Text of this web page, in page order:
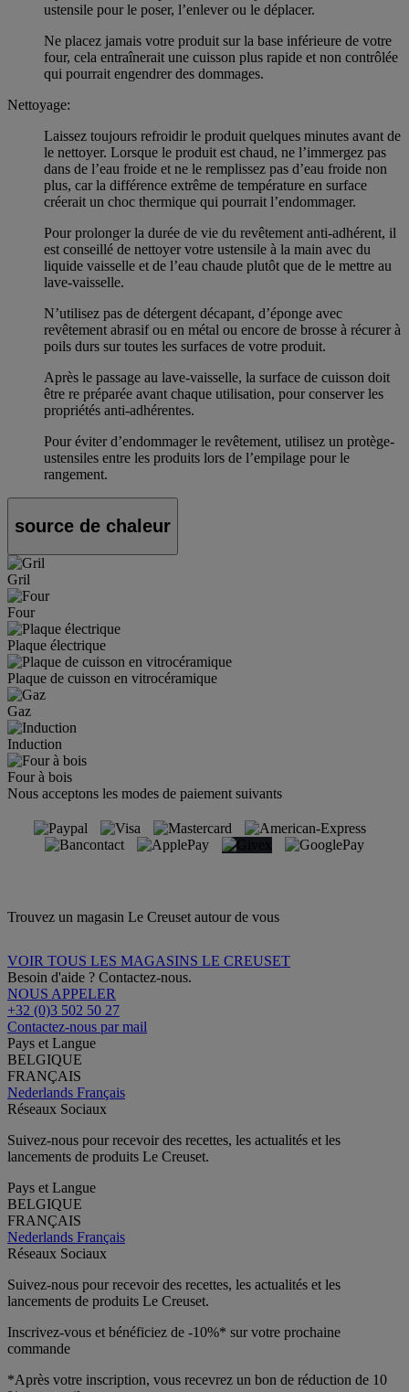
ustensile pour le poser, l’enlever ou le déplacer.
Ne placez jamais votre produit sur la base inférieure de votre
four, cela entraînerait une cuisson plus rapide et non contrôlée
qui pourrait engendrer des dommages.
Nettoyage:
Laissez toujours refroidir le produit quelques minutes avant de
le nettoyer. Lorsque le produit est chaud, ne l’immergez pas
dans de l’eau froide et ne le remplissez pas d’eau froide non
plus, car la différence extrême de température en surface
créerait un choc thermique qui pourrait l’endommager.
Pour prolonger la durée de vie du revêtement anti-adhérent, il
est conseillé de nettoyer votre ustensile à la main avec du
liquide vaisselle et de l’eau chaude plutôt que de le mettre au
lave-vaisselle.
N’utilisez pas de détergent décapant, d’éponge avec
revêtement abrasif ou en métal ou encore de brosse à récurer à
poils durs sur toutes les surfaces de votre produit.
Après le passage au lave-vaisselle, la surface de cuisson doit
être re préparée avant chaque utilisation, pour conserver les
propriétés anti-adhérentes.
Pour éviter d’endommager le revêtement, utilisez un protège-
ustensiles entre les produits lors de l’empilage pour le
rangement.
source de chaleur
Gril
Four
Plaque électrique
Plaque de cuisson en vitrocéramique
Gaz
Induction
Four à bois
Nous acceptons les modes de paiement suivants
Trouvez un magasin Le Creuset autour de vous
VOIR TOUS LES MAGASINS LE CREUSET
Besoin d'aide ? Contactez-nous.
NOUS APPELER
+32 (0)3 502 50 27
Contactez-nous par mail
Pays et Langue
BELGIQUE
FRANÇAIS
Nederlands Français
Réseaux Sociaux
Suivez-nous pour recevoir des recettes, les actualités et les
lancements de produits Le Creuset.
Pays et Langue
BELGIQUE
FRANÇAIS
Nederlands Français
Réseaux Sociaux
Suivez-nous pour recevoir des recettes, les actualités et les
lancements de produits Le Creuset.
Inscrivez-vous et bénéficiez de -10%* sur votre prochaine
commande
*Après votre inscription, vous recevrez un bon de réduction de 10